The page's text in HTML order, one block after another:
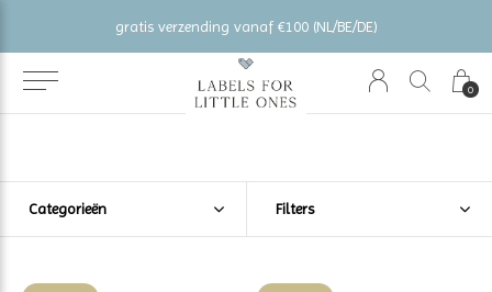
0
gratis verzending vanaf €100 (NL/BE/DE)
Categorieën Filters